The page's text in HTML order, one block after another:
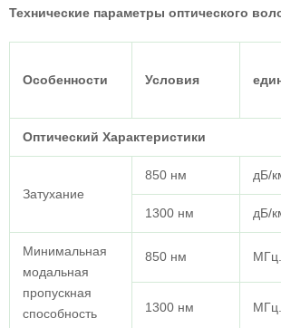
Технические параметры оптического
Особенности Условия
Оптический Характеристики
Затухание
850 нм дБ/
1300 нм дБ/
Минимальная
модальная
пропускная
способность
850 нм
1300 нм